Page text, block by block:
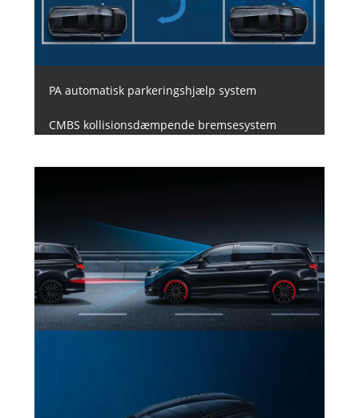
PA automatisk parkeringshjælp system
CMBS kollisionsdæmpende bremsesystem